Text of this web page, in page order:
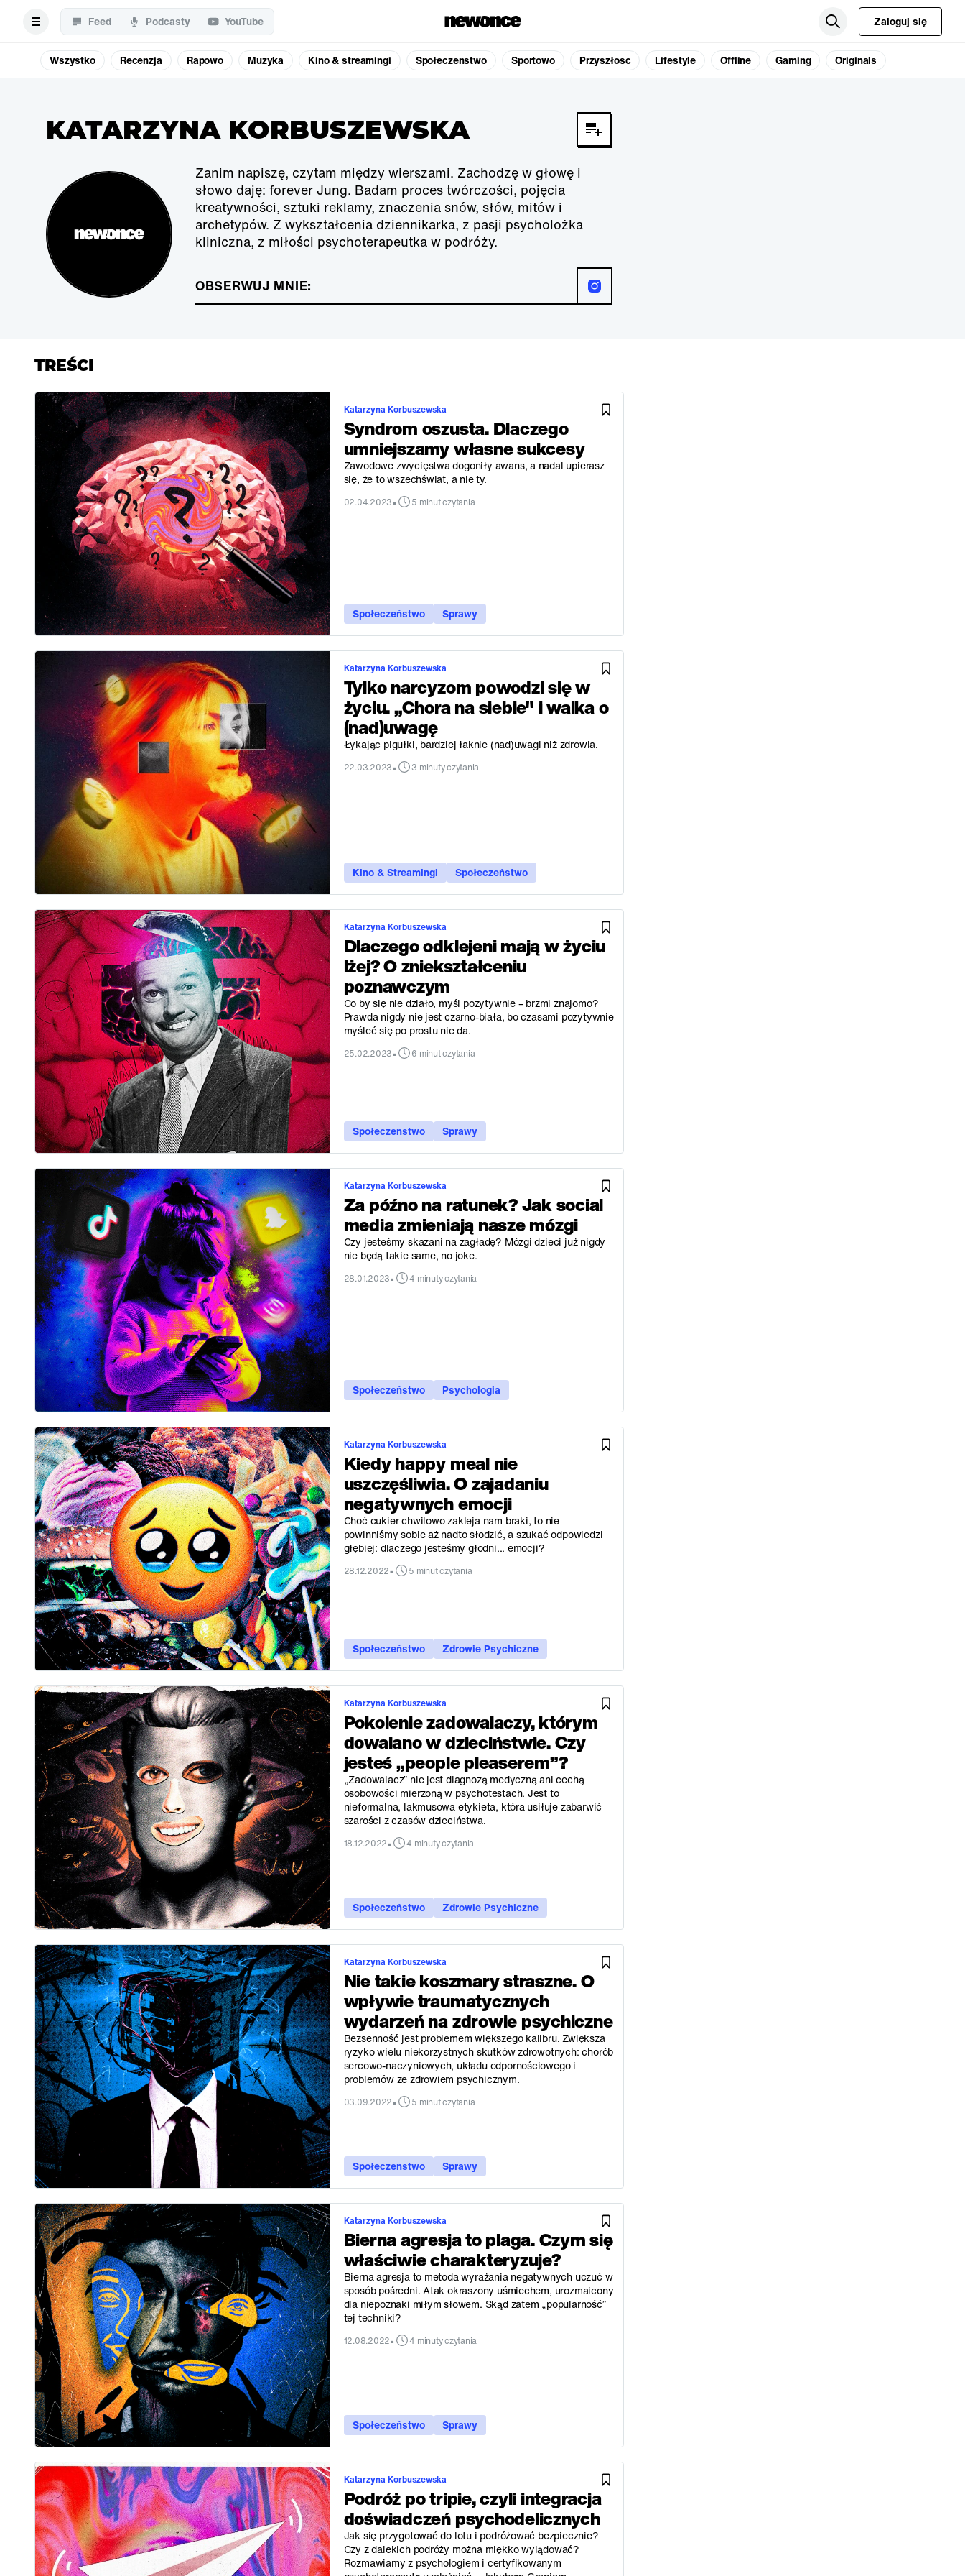
Feed Podcasty YouTube Zaloguj się
Wszystko Recenzja Rapowo Muzyka Kino & streamingi Społeczeństwo Sportowo Przyszłość Lifestyle Offline Gaming Originals
KATARZYNA KORBUSZEWSKA
Zanim napiszę, czytam między wierszami. Zachodzę w głowę i
słowo daję: forever Jung. Badam proces twórczości, pojęcia
kreatywności, sztuki reklamy, znaczenia snów, słów, mitów i
archetypów. Z wykształcenia dziennikarka, z pasji psycholożka
kliniczna, z miłości psychoterapeutka w podróży.
OBSERWUJ MNIE:
TREŚCI
Syndrom oszusta. Dlaczego
umniejszamy własne sukcesy
Zawodowe zwycięstwa dogoniły awans, a nadal upierasz
się, że to wszechświat, a nie ty.
02.04.2023• 5 minut czytania
Katarzyna Korbuszewska
Społeczeństwo Sprawy
Tylko narcyzom powodzi się w
życiu. „Chora na siebie" i walka o
(nad)uwagę
Łykając pigułki, bardziej łaknie (nad)uwagi niż zdrowia.
22.03.2023• 3 minuty czytania
Katarzyna Korbuszewska
Kino & Streamingi Społeczeństwo
Dlaczego odklejeni mają w życiu
lżej? O zniekształceniu
poznawczym
Co by się nie działo, myśl pozytywnie – brzmi znajomo?
Prawda nigdy nie jest czarno-biała, bo czasami pozytywnie
myśleć się po prostu nie da.
25.02.2023• 6 minut czytania
Katarzyna Korbuszewska
Społeczeństwo Sprawy
Za późno na ratunek? Jak social
media zmieniają nasze mózgi
Czy jesteśmy skazani na zagładę? Mózgi dzieci już nigdy
nie będą takie same, no joke.
28.01.2023• 4 minuty czytania
Katarzyna Korbuszewska
Społeczeństwo Psychologia
Kiedy happy meal nie
uszczęśliwia. O zajadaniu
negatywnych emocji
Choć cukier chwilowo zakleja nam braki, to nie
powinniśmy sobie aż nadto słodzić, a szukać odpowiedzi
głębiej: dlaczego jesteśmy głodni... emocji?
28.12.2022• 5 minut czytania
Katarzyna Korbuszewska
Społeczeństwo Zdrowie Psychiczne
Pokolenie zadowalaczy, którym
dowalano w dzieciństwie. Czy
jesteś „people pleaserem”?
„Zadowalacz” nie jest diagnozą medyczną ani cechą
osobowości mierzoną w psychotestach. Jest to
nieformalna, lakmusowa etykieta, która usiłuje zabarwić
szarości z czasów dzieciństwa.
18.12.2022• 4 minuty czytania
Katarzyna Korbuszewska
Społeczeństwo Zdrowie Psychiczne
Nie takie koszmary straszne. O
wpływie traumatycznych
wydarzeń na zdrowie psychiczne
Bezsenność jest problemem większego kalibru. Zwiększa
ryzyko wielu niekorzystnych skutków zdrowotnych: chorób
sercowo-naczyniowych, układu odpornościowego i
problemów ze zdrowiem psychicznym.
03.09.2022• 5 minut czytania
Katarzyna Korbuszewska
Społeczeństwo Sprawy
Bierna agresja to plaga. Czym się
właściwie charakteryzuje?
Bierna agresja to metoda wyrażania negatywnych uczuć w
sposób pośredni. Atak okraszony uśmiechem, urozmaicony
dla niepoznaki miłym słowem. Skąd zatem „popularność”
tej techniki?
12.08.2022• 4 minuty czytania
Katarzyna Korbuszewska
Społeczeństwo Sprawy
Podróż po tripie, czyli integracja
doświadczeń psychodelicznych
Jak się przygotować do lotu i podróżować bezpiecznie?
Czy z dalekich podróży można miękko wylądować?
Rozmawiamy z psychologiem i certyfikowanym
Katarzyna Korbuszewska